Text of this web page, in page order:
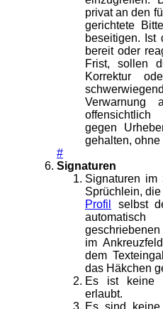
privat an den
gerichtete
beseitigen. Ist
bereit oder
Frist, sollen
Korrektur
Verwarnung
offensichtlich
gegen
gehalten, ohne
#
Signaturen
Signaturen
Sprüchlein,
Profil
selbst
im
dem
das Häkchen
Es ist keine
erlaubt.